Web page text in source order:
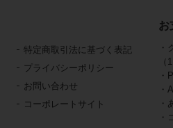
特定商取引法に基づく表記
プライバシーポリシー
お問い合わせ
コーポレートサイト
お
・
・
・
・
・